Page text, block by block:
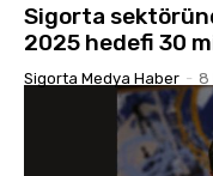
Sigorta
2025 hedefi 30
Sigorta Medya Haber - 8